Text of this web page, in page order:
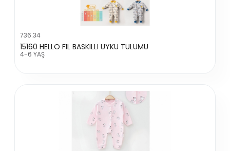
736.34
15160 HELLO FIL BASKILLI UYKU TULUMU
4-6 YAŞ